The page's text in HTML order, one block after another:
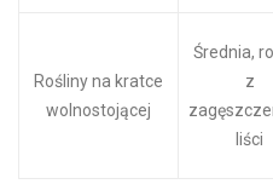
Rośliny na kratce
wolnostojącej
Średnia,
z
liści